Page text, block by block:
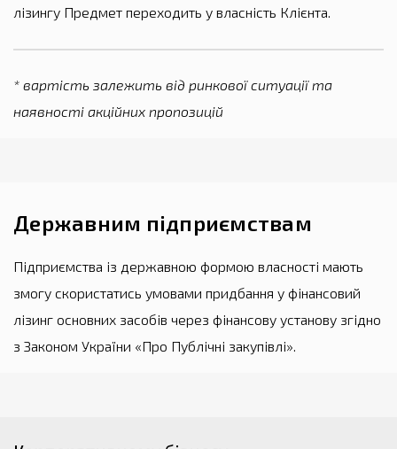
лізингу Предмет переходить у власність Клієнта.
* вартість залежить від ринкової ситуації та
наявності акційних пропозицій
Державним підприємствам
Підприємства із державною формою власності мають
змогу скористатись умовами придбання у фінансовий
лізинг основних засобів через фінансову установу згідно
з Законом України «Про Публічні закупівлі».